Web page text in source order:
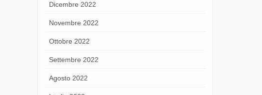
Dicembre 2022
Novembre 2022
Ottobre 2022
Settembre 2022
Agosto 2022